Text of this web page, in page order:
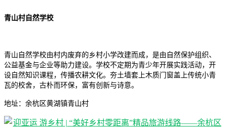
青山村自然学校
青山自然学校由村内废弃的乡村小学改建而成，是由自然保护组织、
公益基金与企业等助力建设。学校不定期为青少年开展实践活动，开
设自然知识课程，传播农耕文化。夯土墙套上木质门窗盖上传统小青
瓦的校舍，古朴而环保，富有创新与诗意。
地址：余杭区黄湖镇青山村